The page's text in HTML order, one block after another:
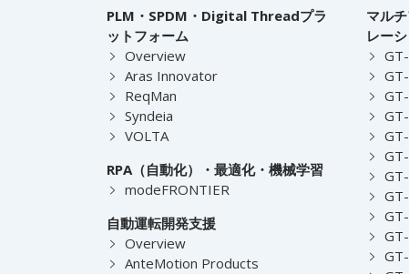
PLM・SPDM・Digital Threadプラ
ットフォーム
Overview
Aras Innovator
ReqMan
Syndeia
VOLTA
RPA（自動化）・最適化・機械学習
modeFRONTIER
自動運転開発支援
Overview
AnteMotion Products
マル
レー